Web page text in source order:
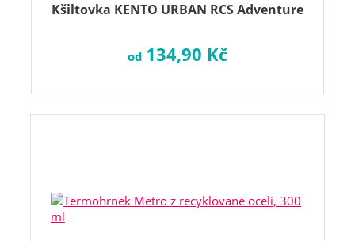
Kšiltovka KENTO URBAN RCS Adventure
od 134,90 Kč